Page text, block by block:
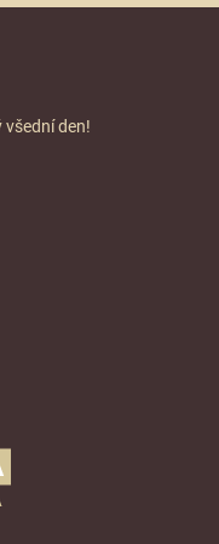
všední den!